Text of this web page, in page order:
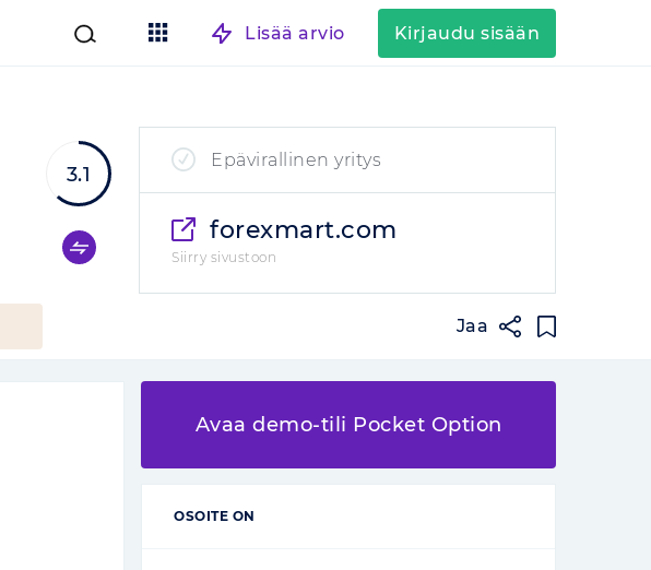
Lisää arvio Kirjaudu sisään
3.1
Epävirallinen yritys
forexmart.com
Siirry sivustoon
Jaa
Avaa demo-tili Pocket Option
OSOITE ON